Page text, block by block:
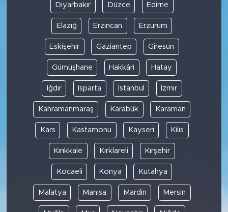
Diyarbakır Düzce Edirne
Elazığ Erzincan Erzurum
Eskişehir Gaziantep Giresun
Gümüşhane Hakkâri Hatay
Iğdır Isparta İstanbul İzmir
Kahramanmaraş Karabük Karaman
Kars Kastamonu Kayseri Kilis
Kırıkkale Kırklareli Kırşehir
Kocaeli Konya Kütahya
Malatya Manisa Mardin Mersin